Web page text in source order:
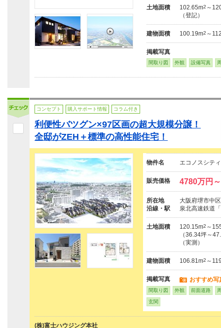
土地面積 102.65m2 ～
（登記）
建物面積 100.19m2 ～
掲載写真
間取り図 外観 設備写真
コンセプト 購入サポート情報 コラム付き
利便性バツグン×97区画の超大規模分譲！
全邸がZEH＋標準の高性能住宅！
物件名 エコノスシテ
販売価格 4780万円
所在地
大阪府堺市中
沿線・駅
泉北高速鉄道
土地面積 120.15m2 ～
（36.34坪～
（実測）
建物面積 106.81m2 ～
掲載写真 おすすめ写
間取り図 外観 前面道路
玄関
(株)富士ハウジング本社